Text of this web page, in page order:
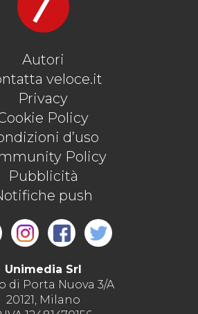
Autori
veloce.it
Privacy
Policy
d’uso
Policy
Pubblicità
push
Unimedia Srl
di Porta Nuova 3/A
20121, Milano